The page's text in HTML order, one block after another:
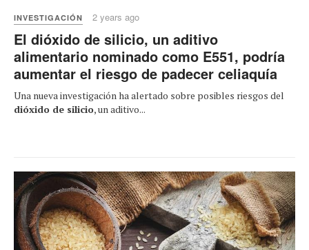
INVESTIGACIÓN 2 years ago
El dióxido de silicio, un aditivo
alimentario nominado como E551, podría
aumentar el riesgo de padecer celiaquía
Una nueva investigación ha alertado sobre posibles riesgos del
dióxido de silicio, un aditivo...